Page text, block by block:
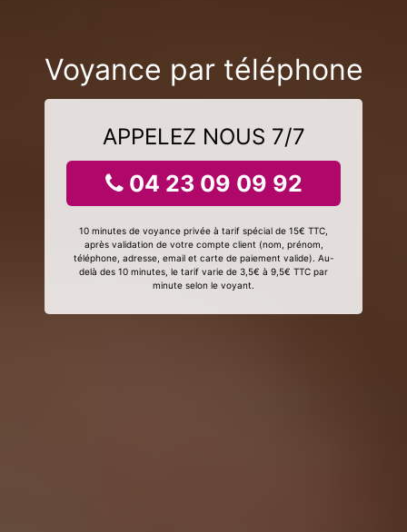
Voyance par téléphone
APPELEZ NOUS 7/7
04 23 09 09 92
10 minutes de voyance privée à tarif spécial de 15€ TTC,
après validation de votre compte client (nom, prénom,
téléphone, adresse, email et carte de paiement valide). Au-
delà des 10 minutes, le tarif varie de 3,5€ à 9,5€ TTC par
minute selon le voyant.